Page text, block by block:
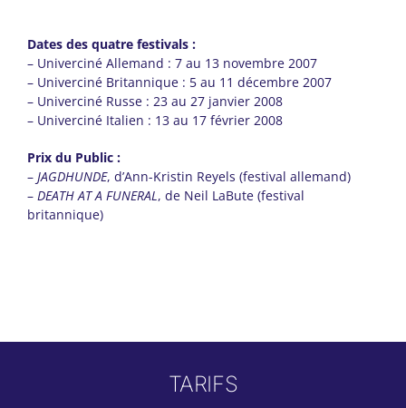
Dates des quatre festivals :
– Univerciné Allemand : 7 au 13 novembre 2007
– Univerciné Britannique : 5 au 11 décembre 2007
– Univerciné Russe : 23 au 27 janvier 2008
– Univerciné Italien : 13 au 17 février 2008
Prix du Public :
– JAGDHUNDE, d’Ann-Kristin Reyels (festival allemand)
– DEATH AT A FUNERAL, de Neil LaBute (festival
britannique)
TARIFS